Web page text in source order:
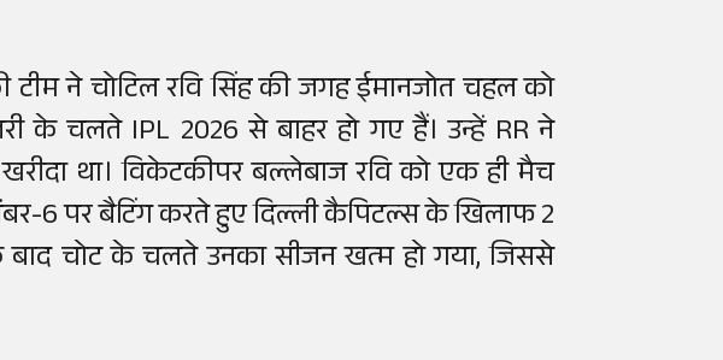
टीम ने चोटिल रवि सिंह की जगह ईमानजोत चहल को
के चलते IPL 2026 से बाहर हो गए हैं। उन्हें RR ने
था। विकेटकीपर बल्लेबाज रवि को एक ही मैच
6 पर बैटिंग करते हुए दिल्ली कैपिटल्स के खिलाफ 2
चोट के चलते उनका सीजन खत्म हो गया, जिससे